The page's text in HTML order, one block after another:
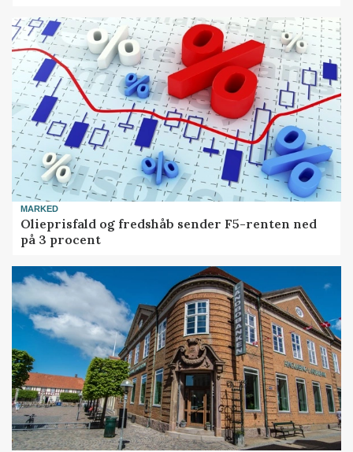
MARKED
Olieprisfald og fredshåb sender F5-renten ned
på 3 procent